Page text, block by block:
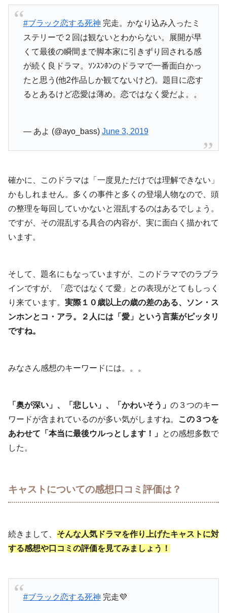
#ブラック恋する死神 完走。かなり込み入ったミ
ステリーで２回は観ないとわからない。展開が早
くて最後の瞬間まで脚本家に引きずり回される感
が続く良ドラマ。ｿﾝｽﾝﾎﾝのドラマで一番面白かっ
たと思う(他2作品しか観てないけど)。題目に恋す
るとあるけど恋愛は薄め。恋ではなく愛だよ。。
— あよ (@ayo_bass) June 3, 2019
確かに、このドラマは「一度見ただけでは理解できない」
かもしれません。多くの事件と多くの登場人物なので、頭
の整理を毎回していかないと混乱するのはあるでしょう。
ですが、その混乱する具合の内容が、実に面白く描かれて
います。
そして、題名にもなっていますが、このドラマでのラブラ
インですが、「恋ではなくて愛」との表現がとてもしっく
り来ています。 実際１０歳以上の歳の差のある、ソン・ス
ンホンとコ・アラ。２人には「愛」という言葉がピッタリ
ですね。
みなさん感想のキーワードには。。。
「奥が深い」、「悲しい」、「かわいそう」 の３つのキー
ワードが含まれているのが多い気がしますね。
この３つを
あわせて「本当に最後ウルっとします！」 との感想多数で
した。
キャストについての感想口コミ評価は？
続きまして、 そんな人気ドラマを作り上げたキャストに対
する感想や口コミの評価を見てみましょう！
#ブラック恋する死神 完走💜